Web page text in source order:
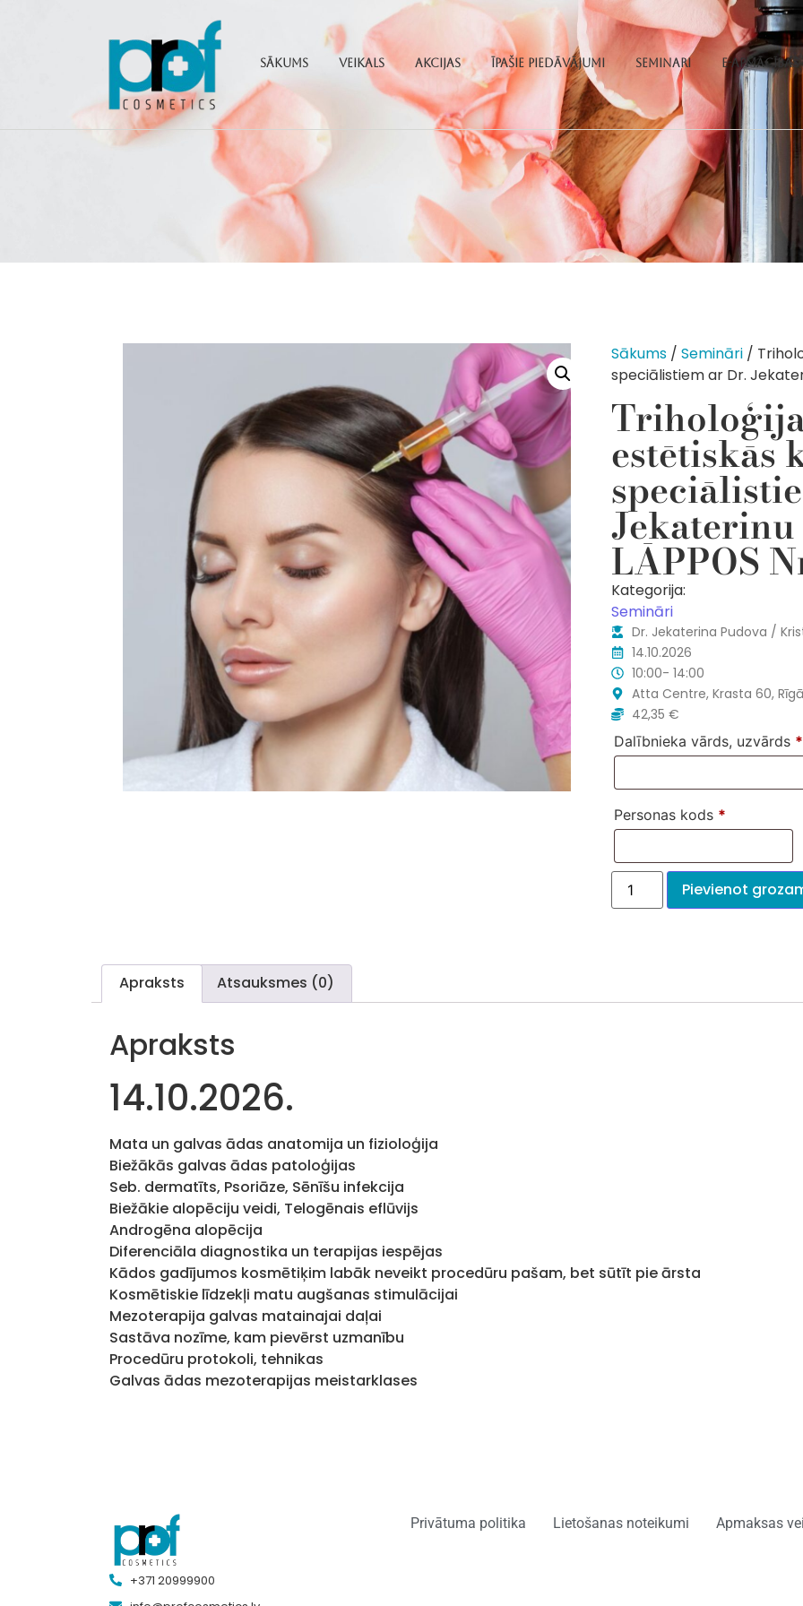
Sākums Veikals Akcijas Īpašie piedāvājumi Seminari E-apmācības
Sākums / Semināri /
speciālistiem ar Dr.
estētiskās
LĀPPOS
Kategorija:
Semināri
Dr. Jekaterina Pudova /
14.10.2026
10:00- 14:00
Atta Centre, Krasta 60,
42,35 €
Dalībnieka vārds, uzvārds *
Personas kods *
Pievienot
Apraksts Atsauksmes (0)
Apraksts
14.10.2026.
Mata un galvas ādas anatomija un fizioloģija
Biežākās galvas ādas patoloģijas
Seb. dermatīts, Psoriāze, Sēnīšu infekcija
Biežākie alopēciju veidi, Telogēnais eflūvijs
Androgēna alopēcija
Diferenciāla diagnostika un terapijas iespējas
Kādos gadījumos kosmētiķim labāk neveikt procedūru pašam, bet sūtīt pie ārsta
Kosmētiskie līdzekļi matu augšanas stimulācijai
Mezoterapija galvas matainajai daļai
Sastāva nozīme, kam pievērst uzmanību
Procedūru protokoli, tehnikas
Galvas ādas mezoterapijas meistarklases
+371 20999900
Privātuma politika Lietošanas noteikumi Apmaksas